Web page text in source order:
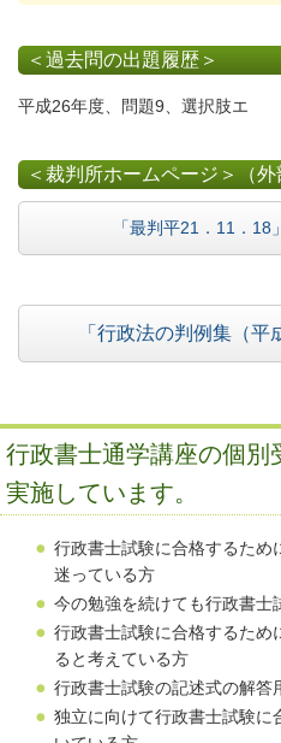
＜過去問の出題履歴＞
平成26年度、問題9、選択肢エ
＜裁判所ホームページ＞（外
「最判平21．11．18
「行政法の判例集（平
行政書士通学講座の個別
実施しています。
行政書士試験に合格するため
迷っている方
今の勉強を続けても行政書士
行政書士試験に合格するため
ると考えている方
行政書士試験の記述式の解答
独立に向けて行政書士試験に